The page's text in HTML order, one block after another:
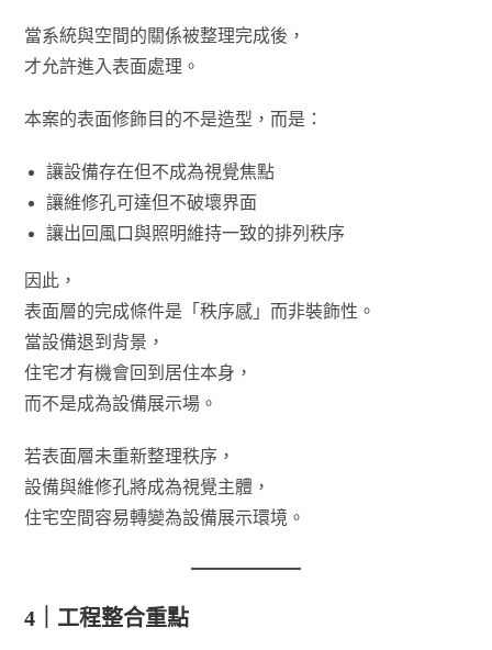
當系統與空間的關係被整理完成後，
才允許進入表面處理。
本案的表面修飾目的不是造型，而是：
讓設備存在但不成為視覺焦點
讓維修孔可達但不破壞界面
讓出回風口與照明維持一致的排列秩序
因此，
表面層的完成條件是「秩序感」而非裝飾性。
當設備退到背景，
住宅才有機會回到居住本身，
而不是成為設備展示場。
若表面層未重新整理秩序，
設備與維修孔將成為視覺主體，
住宅空間容易轉變為設備展示環境。
4｜工程整合重點